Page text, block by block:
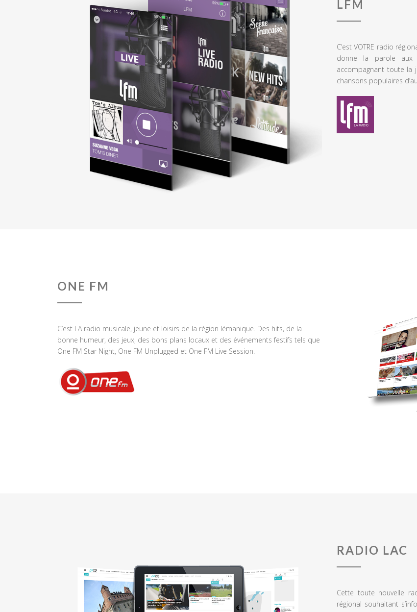
LFM
C’est VOTRE radio
donne la parole aux
accompagnant toute la
chansons populaires
ONE FM
C’est LA radio musicale, jeune et loisirs de la région lémanique. Des hits, de la
bonne humeur, des jeux, des bons plans locaux et des événements festifs tels que
One FM Star Night, One FM Unplugged et One FM Live Session.
RADIO LAC
Cette toute nouvelle
régional souhaitant